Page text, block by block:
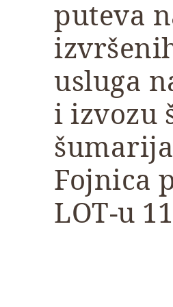
puteva
usluga
i izvozu
šumarija
Fojnica
LOT-u 11